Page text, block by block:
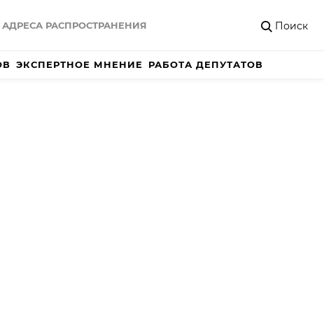
АДРЕСА РАСПРОСТРАНЕНИЯ Поиск
ЭКСПЕРТНОЕ МНЕНИЕ РАБОТА ДЕПУТАТОВ